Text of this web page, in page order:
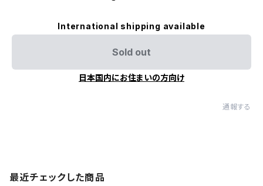
International shipping available
Sold out
日本国内にお住まいの方向け
通報する
最近チェックした商品